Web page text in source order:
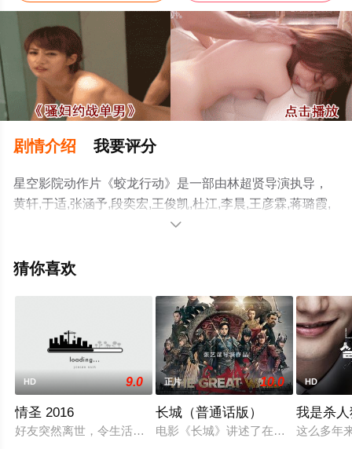
剧情介绍 我要评分
星空影院动作片《蛟龙行动》是一部由林超贤导演执导，
黄轩,于适,张涵予,段奕宏,王俊凯,杜江,李晨,王彦霖,蒋璐霞,
韩东君,李九霄,高戈,孙毅,于震,袁文康,叶禾,翟宇佳,李璟羿,
机免费观看高清无删减完整版电影大全就上星空电影网，

猜你喜欢
HD 9.0
情圣 2016
好友突然离世，令生活安稳的肖瀚（肖央饰演）开始唏嘘人生
正片 10.0
长城（普通话版）
电影《长城》讲述了在古代，一支中
HD
我是杀
这么多年